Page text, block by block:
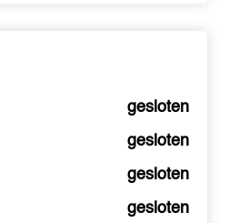
gesloten
gesloten
gesloten
gesloten